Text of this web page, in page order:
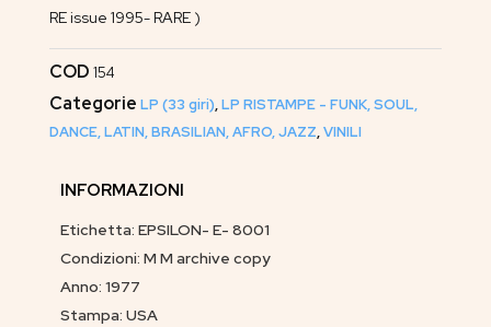
RE issue 1995- RARE )
COD 154
Categorie LP (33 giri),LP RISTAMPE - FUNK, SOUL,
DANCE, LATIN, BRASILIAN, AFRO, JAZZ,VINILI
INFORMAZIONI
Etichetta: EPSILON- E- 8001
Condizioni: M M archive copy
Anno: 1977
Stampa: USA